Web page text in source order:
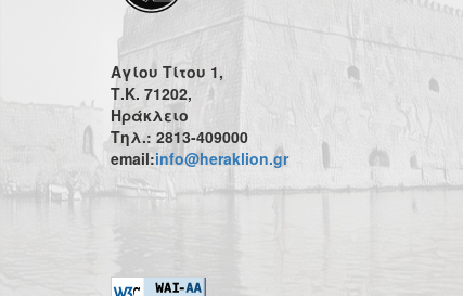
Αγίου Τίτου 1,
Τ.Κ. 71202,
Ηράκλειο
Τηλ.: 2813-409000
email:info@heraklion.gr